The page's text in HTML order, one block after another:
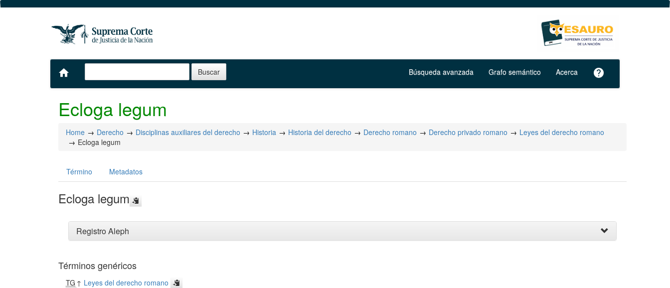
home Búsqueda avanzada Grafo semántico Acerca help
Ecloga legum
Home Derecho Disciplinas auxiliares del derecho Historia Historia del derecho Derecho romano Derecho privado romano
Leyes del derecho romano
Ecloga legum
Término Metadatos
Ecloga legum
Registro Aleph
Términos genéricos
TG ↑ Leyes del derecho romano